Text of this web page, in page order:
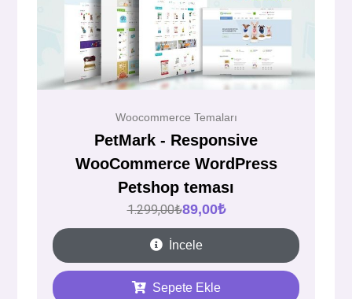
Woocommerce Temaları
PetMark - Responsive
WooCommerce WordPress
Petshop teması
1.299,00₺89,00₺
İncele
Sepete Ekle